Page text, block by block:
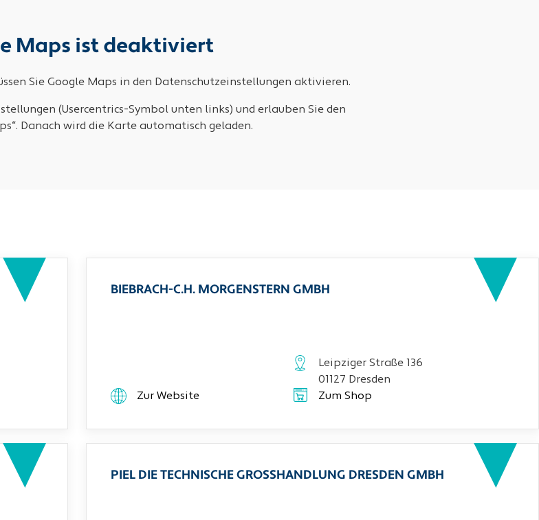
Maps ist deaktiviert
Sie Google Maps in den Datenschutzeinstellungen aktivieren.
(Usercentrics-Symbol unten links) und erlauben Sie den
Danach wird die Karte automatisch geladen.
BIEBRACH-C.H. MORGENSTERN GMBH
Leipziger Straße 136
01127 Dresden
Zur Website
Zum Shop
PIEL DIE TECHNISCHE GROSSHANDLUNG DRESDEN GMBH